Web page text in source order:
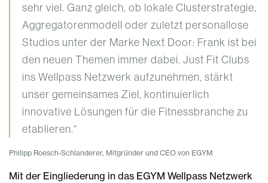
sehr viel. Ganz gleich, ob lokale Clusterstrategie,
Aggregatorenmodell oder zuletzt personallose
Studios unter der Marke Next Door: Frank ist bei
den neuen Themen immer dabei. Just Fit Clubs
ins Wellpass Netzwerk aufzunehmen, stärkt
unser gemeinsames Ziel, kontinuierlich
innovative Lösungen für die Fitnessbranche zu
etablieren.“
Philipp Roesch-Schlanderer, Mitgründer und CEO von EGYM
Mit der Eingliederung in das EGYM Wellpass Netzwerk